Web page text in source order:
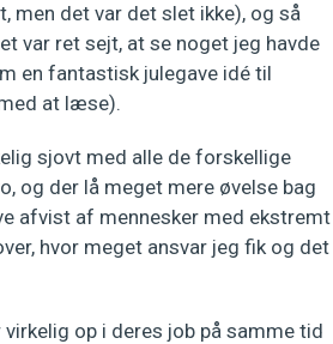
det var det slet ikke), og så
var ret sejt, at se noget jeg havde
en fantastisk julegave idé til
at læse).
sjovt med alle de forskellige
og der lå meget mere øvelse bag
afvist af mennesker med ekstremt
hvor meget ansvar jeg fik og det
op i deres job på samme tid